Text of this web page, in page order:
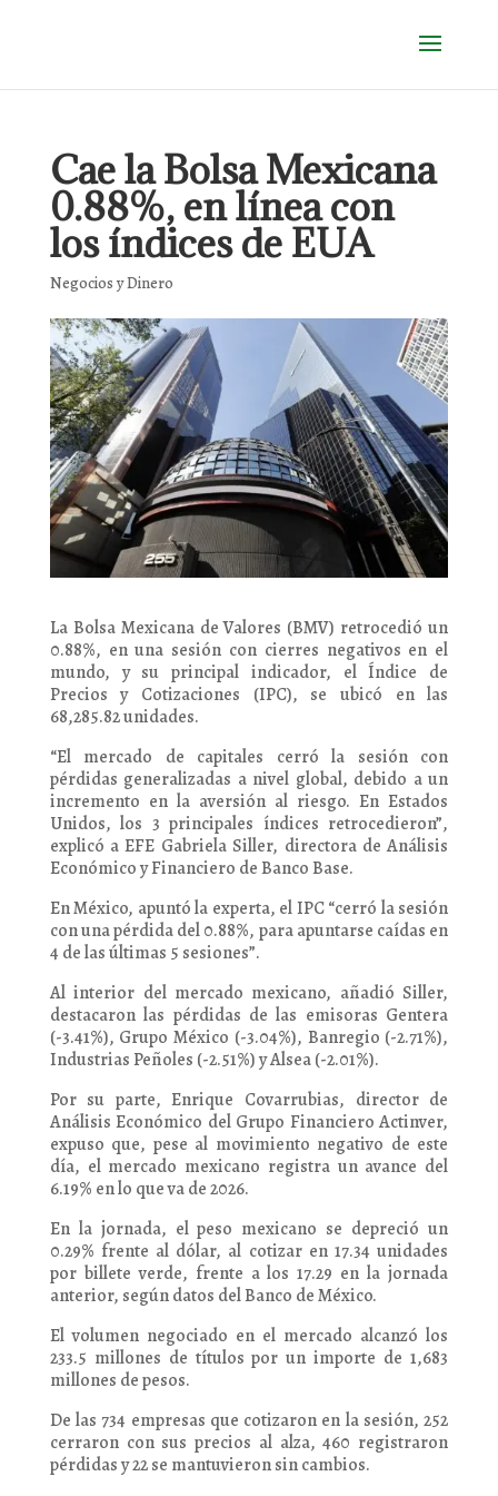
Cae la Bolsa Mexicana
0.88%, en línea con
los índices de EUA
Negocios y Dinero
La Bolsa Mexicana de Valores (BMV) retrocedió un
0.88%, en una sesión con cierres negativos en el
mundo, y su principal indicador, el Índice de
Precios y Cotizaciones (IPC), se ubicó en las
68,285.82 unidades.
“El mercado de capitales cerró la sesión con
pérdidas generalizadas a nivel global, debido a un
incremento en la aversión al riesgo. En Estados
Unidos, los 3 principales índices retrocedieron”,
explicó a EFE Gabriela Siller, directora de Análisis
Económico y Financiero de Banco Base.
En México, apuntó la experta, el IPC “cerró la sesión
con una pérdida del 0.88%, para apuntarse caídas en
4 de las últimas 5 sesiones”.
Al interior del mercado mexicano, añadió Siller,
destacaron las pérdidas de las emisoras Gentera
(-3.41%), Grupo México (-3.04%), Banregio (-2.71%),
Industrias Peñoles (-2.51%) y Alsea (-2.01%).
Por su parte, Enrique Covarrubias, director de
Análisis Económico del Grupo Financiero Actinver,
expuso que, pese al movimiento negativo de este
día, el mercado mexicano registra un avance del
6.19% en lo que va de 2026.
En la jornada, el peso mexicano se depreció un
0.29% frente al dólar, al cotizar en 17.34 unidades
por billete verde, frente a los 17.29 en la jornada
anterior, según datos del Banco de México.
El volumen negociado en el mercado alcanzó los
233.5 millones de títulos por un importe de 1,683
millones de pesos.
De las 734 empresas que cotizaron en la sesión, 252
cerraron con sus precios al alza, 460 registraron
pérdidas y 22 se mantuvieron sin cambios.